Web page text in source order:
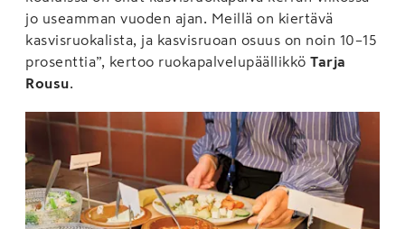
jo useamman vuoden ajan. Meillä on kiertävä
kasvisruokalista, ja kasvisruoan osuus on noin 10–15
prosenttia”, kertoo ruokapalvelupäällikkö Tarja
Rousu